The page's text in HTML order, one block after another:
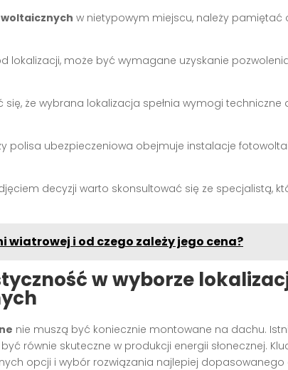
w nietypowym miejscu, należy pamiętać
lokalizacji, może być wymagane uzyskanie
się, że wybrana lokalizacja spełnia wymogi techniczne
polisa ubezpieczeniowa obejmuje instalacje
decyzji warto skonsultować się ze specjalistą,
i od czego zależy jego cena?
w wyborze
nie muszą być koniecznie montowane na dachu.
równie skuteczne w produkcji energii słonecznej.
opcji i wybór rozwiązania najlepiej dopasowanego